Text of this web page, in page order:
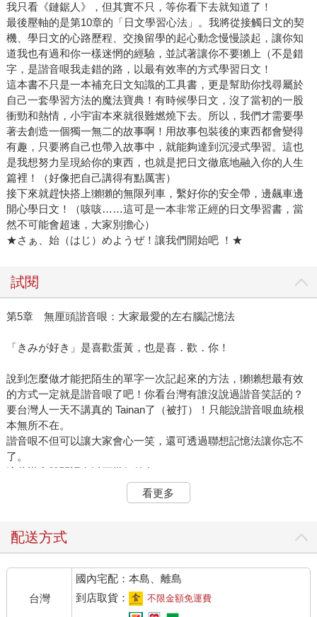
我只看《鏈鋸人》，但其實不只，等你看下去就知道了！
最後壓軸的是第10章的「日文學習心法」。我將從接觸日文的契
機、學日文的心路歷程、交換留學的起心動念慢慢談起，讓你知
道我也有過和你一樣迷惘的經驗，並試著讓你不要獺上（不是錯
字，是諧音哏我走錯的路，以最有效率的方式學習日文！
這本書不只是一本補充日文知識的工具書，更是幫助你找尋屬於
自己一套學習方法的魔法寶典！有時候學日文，沒了當初的一股
衝勁和熱情，小宇宙本來就很難燃燒下去。所以，我們才需要學
著去創造一個獨一無二的故事啊！用故事包裝後的東西都會變得
有趣，只要將自己也帶入故事中，就能夠達到沉浸式學習。這也
是我想努力呈現給你的東西，也就是把日文徹底地融入你的人生
篇裡！（好像把自己講得有點厲害）
接下來就趕快搭上獺獺的無限列車，繫好你的安全帶，邊飆車邊
開心學日文！（咳咳……這可是一本非常正經的日文學習書，當
然不可能會超速，大家別擔心）
★さぁ、始（はじ）めようぜ！讓我們開始吧 ！★
試閱
第5章 無厘頭諧音哏：大家最愛的左右腦記憶法
「きみが好き」是喜歡蛋黃，也是喜．歡．你！
說到怎麼做才能把陌生的單字一次記起來的方法，獺獺想最有效
的方式一定就是諧音哏了吧！你看台灣有誰沒說過諧音笑話的？
要台灣人一天不講真的 Tainan了（被打）！只能說諧音哏血統根
本無所不在。
諧音哏不但可以讓大家會心一笑，還可透過聯想記憶法讓你忘不
了。
這些諧音雙關語有以下幾個特色：
3. 結合一些擬聲詞。
在日本，諧音笑話被稱作「駄洒落（だじゃれ）」，也有人會說
是「親父（おやじ）ギャグ」也就是老爸會講的雙關冷笑話。實
際上，諧音雙關語日文的說法是「語呂（ごろ）合（あ）わ
看更多
配送方式
台灣
國內宅配：本島、離島
到店取貨：
不限金額免運費